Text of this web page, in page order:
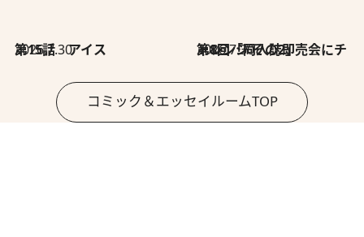
2026.7.30
第15話 アイス 2026.7.30
第8回「同人誌即売会にチャレンジ その2」
コミック＆エッセイルームTOP